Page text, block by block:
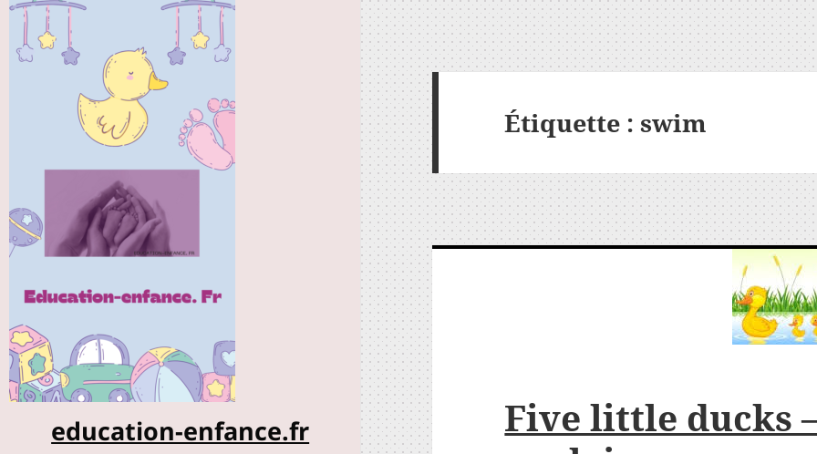
education-enfance.fr
Étiquette :swim
Five little ducks